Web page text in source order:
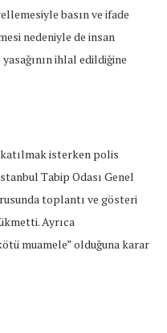
basın ve ifade
nedeniyle de insan
ihlal edildiğine
isterken polis
Tabip Odası Genel
toplantı ve gösteri
Ayrıca
muamele” olduğuna karar